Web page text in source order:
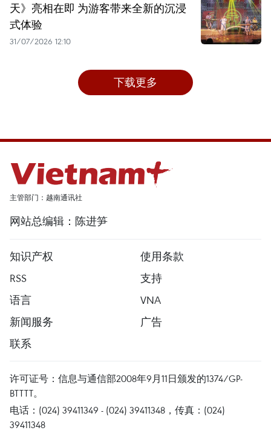
天》亮相在即 为游客带来全新的沉浸
式体验
31/07/2026 12:10
下载更多
主管部门：越南通讯社
网站总编辑：陈进笋
知识产权
使用条款
RSS
支持
语言
VNA
新闻服务
广告
联系
许可证号：信息与通信部2008年9月11日颁发的1374/GP-
BTTTT。
电话：(024) 39411349 - (024) 39411348，传真：(024)
39411348